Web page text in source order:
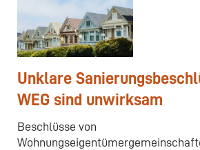
Unklare
WEG sind unwirksam
Beschlüsse von